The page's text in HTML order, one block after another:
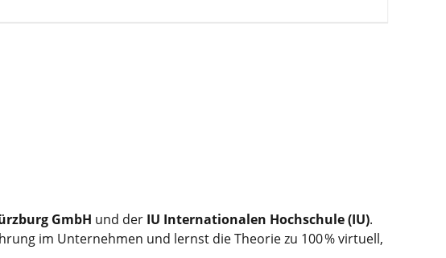
GmbH und der IU Internationalen Hochschule (IU).
im Unternehmen und lernst die Theorie zu 100 % virtuell,